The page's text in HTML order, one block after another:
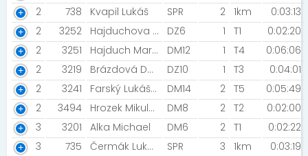
2
738 Kvapil Lukáš SPR 2 1km
0:03:13
2
3252 Hajduchova Linda DZ6 1 T1
0:02:20
2
3251 Hajduch Martin [MH] DM12 1 T4
0:06:06
2
3219 Brázdová Dominika Anna [ASk Dipoli] DZ10 1 T3
0:04:01
2
3241 Farský Lukáš [Mizuno Team] DM14 2 T5
0:05:49
2
3494 Hrozek Mikuláš DM8 2 T2
0:02:00
3
3201 Alka Michael DM6 2 T1
0:02:22
3
735 Čermák Lukáš [PSK OLYMP Praha] SPR 3 1km 0:03:19